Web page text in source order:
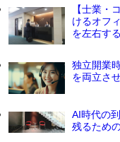
【士業・
けるオフ
を左右する
独立開業
を両立さ
AI時代の
残るため